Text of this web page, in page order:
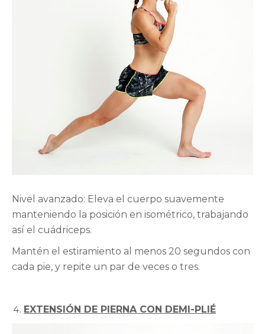
Nivel avanzado: Eleva el cuerpo suavemente
manteniendo la posición en isométrico, trabajando
así el cuádriceps.
Mantén el estiramiento al menos 20 segundos con
cada pie, y repite un par de veces o tres.
EXTENSIÓN DE PIERNA CON DEMI-PLIÉ